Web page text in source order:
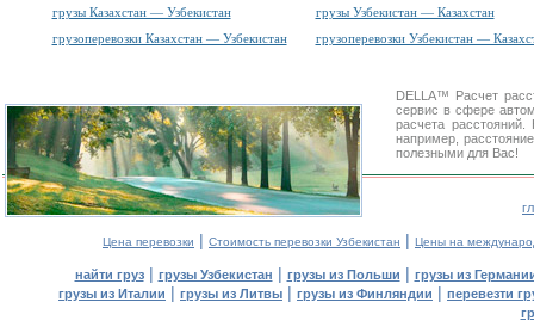
грузы Казахстан — Узбекистан
грузы Узбекистан — Казахстан
грузоперевозки Казахстан — Узбекистан
грузоперевозки Узбекистан —
DELLA™ Расчет
сервис в сфере
расчета
например,
полезными для Вас!
Цена перевозки | Стоимость перевозки Узбекистан | Цены на
найти груз| грузы Узбекистан | грузы из Польши | грузы из
грузы из Италии | грузы из Литвы | грузы из Финляндии | перевезти